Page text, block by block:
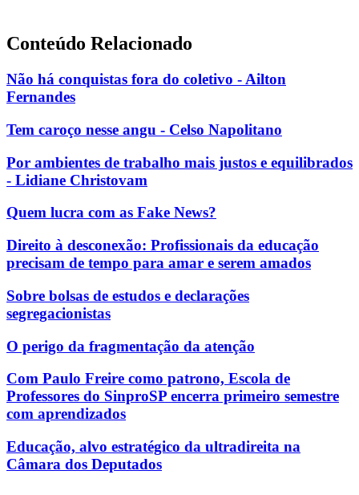
Conteúdo Relacionado
Não há conquistas fora do coletivo - Ailton
Fernandes
Tem caroço nesse angu - Celso Napolitano
Por ambientes de trabalho mais justos e equilibrados
- Lidiane Christovam
Quem lucra com as Fake News?
Direito à desconexão: Profissionais da educação
precisam de tempo para amar e serem amados
Sobre bolsas de estudos e declarações
segregacionistas
O perigo da fragmentação da atenção
Com Paulo Freire como patrono, Escola de
Professores do SinproSP encerra primeiro semestre
com aprendizados
Educação, alvo estratégico da ultradireita na
Câmara dos Deputados